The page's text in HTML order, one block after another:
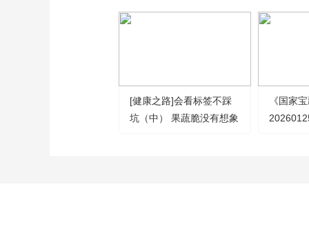
[健康之路]会看标签不踩
坑（中） 果蔬脆没有想象
《国家